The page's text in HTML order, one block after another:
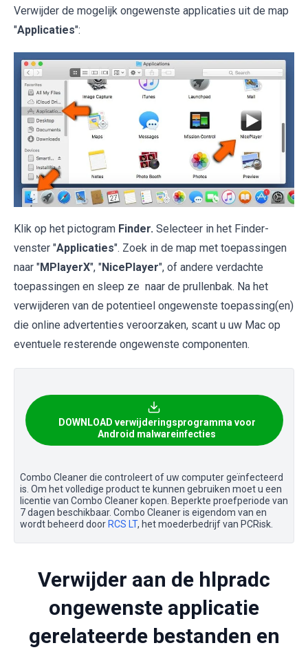
Verwijder de mogelijk ongewenste applicaties uit de map
"Applicaties":
Klik op het pictogram Finder. Selecteer in het Finder-
venster "Applicaties". Zoek in de map met toepassingen
naar "MPlayerX", "NicePlayer", of andere verdachte
toepassingen en sleep ze naar de prullenbak. Na het
verwijderen van de potentieel ongewenste toepassing(en)
die online advertenties veroorzaken, scant u uw Mac op
eventuele resterende ongewenste componenten.
DOWNLOAD verwijderingsprogramma voor
Android malwareinfecties
Combo Cleaner die controleert of uw computer geïnfecteerd
is. Om het volledige product te kunnen gebruiken moet u een
licentie van Combo Cleaner kopen. Beperkte proefperiode van
7 dagen beschikbaar. Combo Cleaner is eigendom van en
wordt beheerd door RCS LT, het moederbedrijf van PCRisk.
Verwijder aan de hlpradc
ongewenste applicatie
gerelateerde bestanden en